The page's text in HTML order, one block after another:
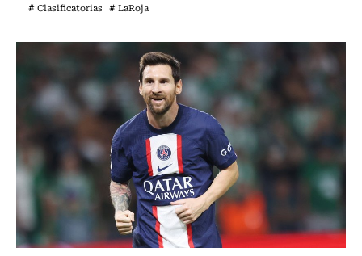
# Clasificatorias # LaRoja